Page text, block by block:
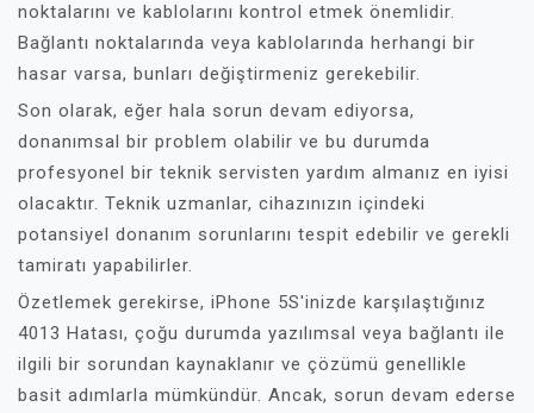
noktalarını ve kablolarını kontrol etmek önemlidir.
Bağlantı noktalarında veya kablolarında herhangi bir
hasar varsa, bunları değiştirmeniz gerekebilir.
Son olarak, eğer hala sorun devam ediyorsa,
donanımsal bir problem olabilir ve bu durumda
profesyonel bir teknik servisten yardım almanız en iyisi
olacaktır. Teknik uzmanlar, cihazınızın içindeki
potansiyel donanım sorunlarını tespit edebilir ve gerekli
tamiratı yapabilirler.
Özetlemek gerekirse, iPhone 5S'inizde karşılaştığınız
4013 Hatası, çoğu durumda yazılımsal veya bağlantı ile
ilgili bir sorundan kaynaklanır ve çözümü genellikle
basit adımlarla mümkündür. Ancak, sorun devam ederse